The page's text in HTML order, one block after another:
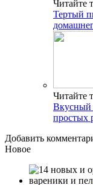
Читайте
Тертый
Читайте
Вкусный
простых
Добавить
Новое